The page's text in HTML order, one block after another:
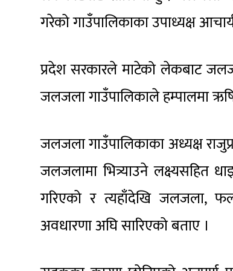
गरेको गाउँपालिकाका उपाध्यक्ष
प्रदेश सरकारले माटेको लेकबाट
जलजला गाउँपालिकाले हम्पालमा
जलजला गाउँपालिकाका अध्यक्ष
जलजलामा भित्र्याउने लक्ष्यसहित
गरिएको र त्यहाँदेखि जलजला,
अवधारणा अघि सारिएको बताए ।